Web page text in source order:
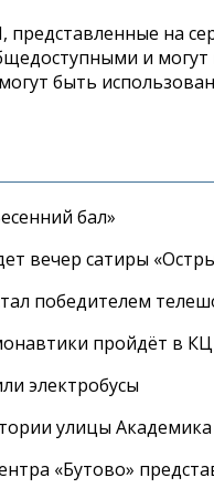
на
и
быть
бал»
вечер сатиры
победителем
пройдёт в
электробусы
улицы
«Бутово»